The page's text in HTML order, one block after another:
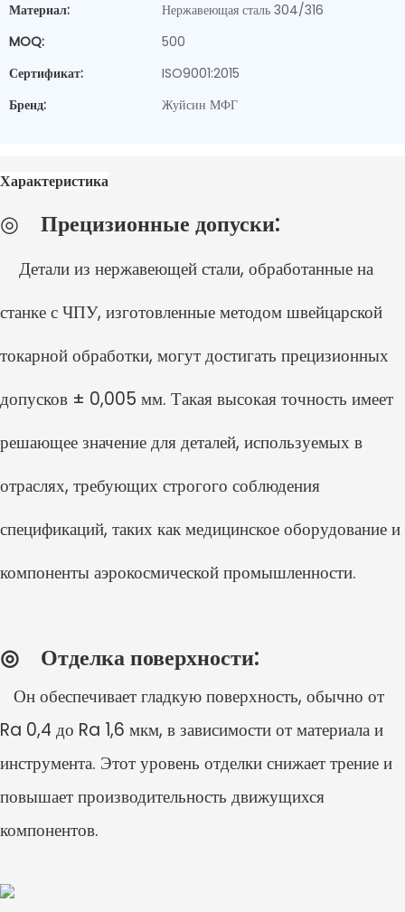
Материал:
Нержавеющая сталь 304/316
MOQ:
500
Сертификат:
ISO9001:2015
Бренд:
Жуйсин МФГ
Характеристика
◎ Прецизионные допуски:
Детали из нержавеющей стали, обработанные на
станке с ЧПУ, изготовленные методом швейцарской
токарной обработки, могут достигать прецизионных
допусков ± 0,005 мм. Такая высокая точность имеет
решающее значение для деталей, используемых в
отраслях, требующих строгого соблюдения
спецификаций, таких как медицинское оборудование и
компоненты аэрокосмической промышленности.
◎ Отделка поверхности:
Он обеспечивает гладкую поверхность, обычно от
Ra 0,4 до Ra 1,6 мкм, в зависимости от материала и
инструмента. Этот уровень отделки снижает трение и
повышает производительность движущихся
компонентов.